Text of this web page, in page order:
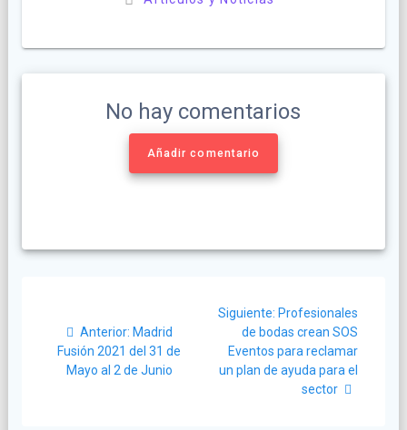
No hay comentarios
Añadir comentario
entradas
Anterior: Post
anterior:
Madrid
Fusión 2021 del 31 de
Mayo al 2 de Junio
Siguiente: Siguiente
post:
Profesionales
de bodas crean SOS
Eventos para reclamar
un plan de ayuda para el
sector